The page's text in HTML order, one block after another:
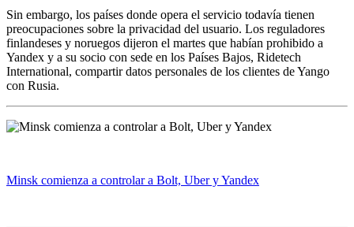
Sin embargo, los países donde opera el servicio todavía tienen
preocupaciones sobre la privacidad del usuario. Los reguladores
finlandeses y noruegos dijeron el martes que habían prohibido a
Yandex y a su socio con sede en los Países Bajos, Ridetech
International, compartir datos personales de los clientes de Yango
con Rusia.
Minsk comienza a controlar a Bolt, Uber y Yandex